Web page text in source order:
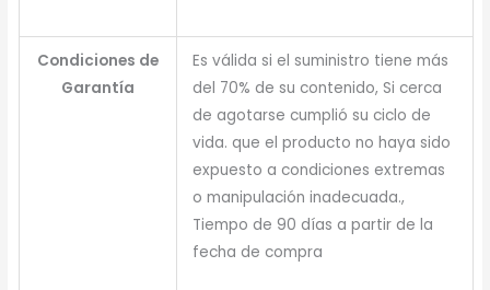
Condiciones de
Garantía
Es válida si el suministro tiene más
del 70% de su contenido, Si cerca
de agotarse cumplió su ciclo de
vida. que el producto no haya sido
expuesto a condiciones extremas
o manipulación inadecuada.,
Tiempo de 90 días a partir de la
fecha de compra